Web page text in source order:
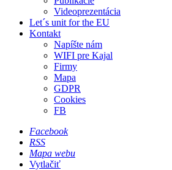
Videoprezentácia
Let´s unit for the EU
Kontakt
Napíšte nám
WIFI pre Kajal
Firmy
Mapa
GDPR
Cookies
FB
Facebook
RSS
Mapa webu
Vytlačiť